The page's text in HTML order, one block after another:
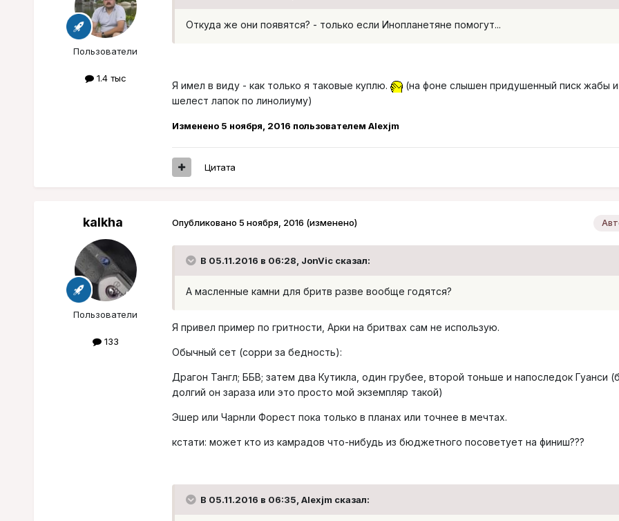
Пользователи
1.4 тыс
Откуда же они появятся? - только если Инопланетяне помогут...
Я имел в виду - как только я таковые куплю.
(на фоне слышен придушенный писк жабы и
шелест лапок по линолиуму)
Изменено 5 ноября, 2016 пользователем Alexjm
Цитата
kalkha
Пользователи
133
Опубликовано 5 ноября, 2016 (изменено)
В 05.11.2016 в 06:28, JonVic сказал:
А масленные камни для бритв разве вообще годятся?
Я привел пример по гритности, Арки на бритвах сам не использую.
Обычный сет (сорри за бедность):
Драгон Тангл; ББВ; затем два Кутикла, один грубее, второй тоньше и напоследок Гуанси
долгий он зараза или это просто мой экземпляр такой)
Эшер или Чарнли Форест пока только в планах или точнее в мечтах.
кстати: может кто из камрадов что-нибудь из бюджетного посоветует на финиш???
В 05.11.2016 в 06:35, Alexjm сказал: